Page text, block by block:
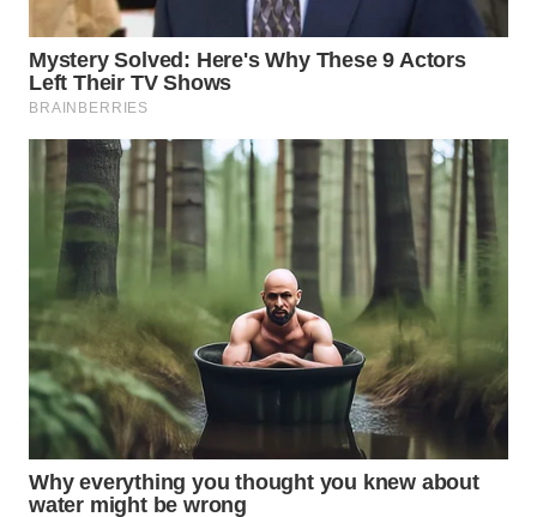
WN
BORNEO
Wahana
Media
Group
WAHANA
NEWS
WAHANA
TANI
WAHANA
ADVOKAT
WAHANA